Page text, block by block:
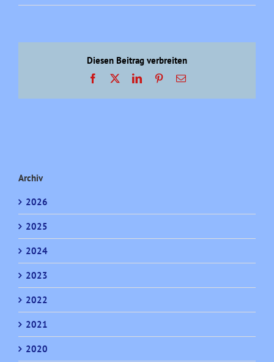
Vandalismusserie
Diesen Beitrag verbreiten
Facebook LinkedInPinterest
E-
Archiv
2026
2025
2024
2023
2022
2021
2020